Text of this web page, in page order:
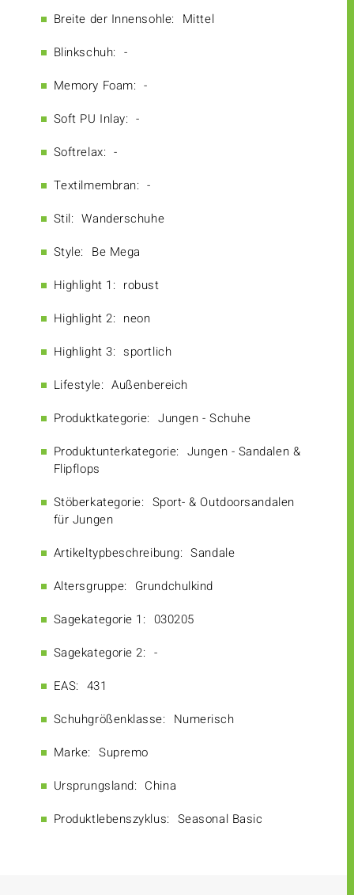
Breite der Innensohle: Mittel
Blinkschuh: -
Memory Foam: -
Soft PU Inlay: -
Softrelax: -
Textilmembran: -
Stil: Wanderschuhe
Style: Be Mega
Highlight 1: robust
Highlight 2: neon
Highlight 3: sportlich
Lifestyle: Außenbereich
Produktkategorie: Jungen - Schuhe
Produktunterkategorie: Jungen - Sandalen &
Flipflops
Stöberkategorie: Sport- & Outdoorsandalen
für Jungen
Artikeltypbeschreibung: Sandale
Altersgruppe: Grundchulkind
Sagekategorie 1: 030205
Sagekategorie 2: -
EAS: 431
Schuhgrößenklasse: Numerisch
Marke: Supremo
Ursprungsland: China
Produktlebenszyklus: Seasonal Basic